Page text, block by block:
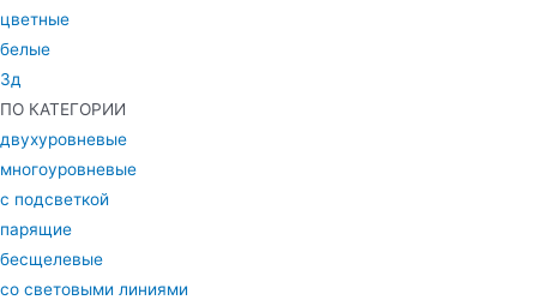
цветные
белые
3д
ПО КАТЕГОРИИ
двухуровневые
многоуровневые
с подсветкой
парящие
бесщелевые
со световыми линиями